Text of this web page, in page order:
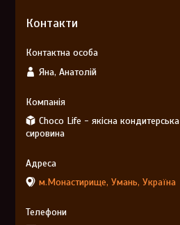
Контакти
Яна, Анатолій
Choco Life - якісна кондитерська
сировина
м.Монастирище, Умань, Україна